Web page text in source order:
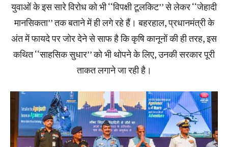
युवाओं के इस सारे विरोध को भी ‘‘विपक्षी टूलकिट’’ से लेकर ‘‘जेहादी
मानसिकता’’ तक बताने में ही लगे रहे हैं। बहरहाल, प्रधानमंत्री के
अंत में फायदे पर जोर देने से साफ है कि कृषि कानूनों की ही तरह, इस
कथित ‘‘साहसिक सुधार’’ को भी थोपने के लिए, उनकी सरकार पूरी
ताकत लगाने जा रही है।